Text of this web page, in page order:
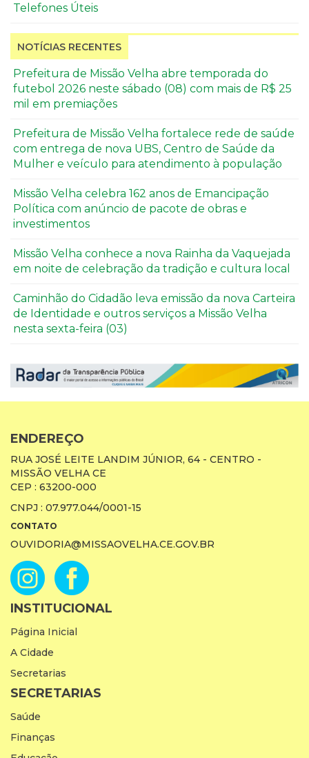
Telefones Úteis
NOTÍCIAS RECENTES
Prefeitura de Missão Velha abre temporada do
futebol 2026 neste sábado (08) com mais de R$ 25
mil em premiações
Prefeitura de Missão Velha fortalece rede de saúde
com entrega de nova UBS, Centro de Saúde da
Mulher e veículo para atendimento à população
Missão Velha celebra 162 anos de Emancipação
Política com anúncio de pacote de obras e
investimentos
Missão Velha conhece a nova Rainha da Vaquejada
em noite de celebração da tradição e cultura local
Caminhão do Cidadão leva emissão da nova Carteira
de Identidade e outros serviços a Missão Velha
nesta sexta-feira (03)
ENDEREÇO
RUA JOSÉ LEITE LANDIM JÚNIOR, 64 - CENTRO -
MISSÃO VELHA CE
CEP : 63200-000
CNPJ : 07.977.044/0001-15
CONTATO
OUVIDORIA@MISSAOVELHA.CE.GOV.BR
INSTITUCIONAL
Página Inicial
A Cidade
Secretarias
SECRETARIAS
Saúde
Finanças